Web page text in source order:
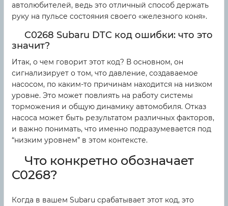
автолюбителей, ведь это отличный способ держать
руку на пульсе состояния своего «железного коня».
C0268 Subaru DTC код ошибки: что это
значит?
Итак, о чем говорит этот код? В основном, он
сигнализирует о том, что давление, создаваемое
насосом, по каким-то причинам находится на низком
уровне. Это может повлиять на работу системы
торможения и общую динамику автомобиля. Отказ
насоса может быть результатом различных факторов,
и важно понимать, что именно подразумевается под
“низким уровнем” в этом контексте.
Что конкретно обозначает
C0268?
Когда в вашем Subaru срабатывает этот код, это